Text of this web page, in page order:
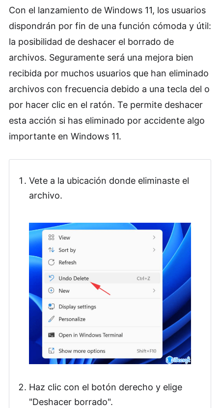
Con el lanzamiento de Windows 11, los usuarios
dispondrán por fin de una función cómoda y útil:
la posibilidad de deshacer el borrado de
archivos. Seguramente será una mejora bien
recibida por muchos usuarios que han eliminado
archivos con frecuencia debido a una tecla del o
por hacer clic en el ratón. Te permite deshacer
esta acción si has eliminado por accidente algo
importante en Windows 11.
Vete a la ubicación donde eliminaste el
archivo.
Haz clic con el botón derecho y elige
"Deshacer borrado".